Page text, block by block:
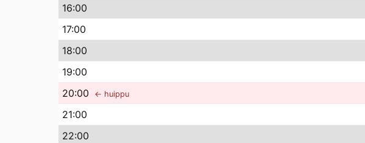
16:00
17:00
18:00
19:00
20:00 ← huippu
21:00
22:00